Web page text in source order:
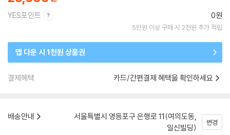
YES포인트 0원
5만원 이상 구매 시 2천원 추가 적립
앱 다운 시 1천원 상품권
결제혜택 카드/간편결제 혜택을 확인하세요
배송안내
서울특별시 영등포구 은행로 11(여의도동,
일신빌딩)
변경